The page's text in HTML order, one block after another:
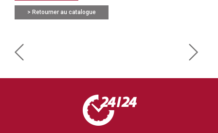
> Retourner au catalogue